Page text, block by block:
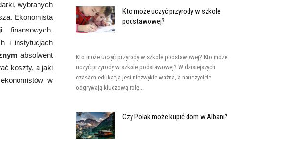
wybranych
Ekonomista
i instytucjach
absolwent
koszty, a jaki
w
Kto może uczyć przyrody w szkole
podstawowej?
Kto może uczyć przyrody w szkole podstawowej? Kto może
uczyć przyrody w szkole podstawowej? W dzisiejszych
czasach edukacja jest niezwykle ważna, a nauczyciele
odgrywają kluczową rolę...
Czy Polak może kupić dom w Albani?